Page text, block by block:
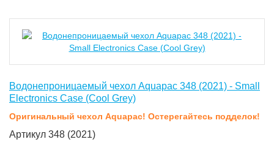
Водонепроницаемый чехол Aquapac 348 (2021) - Small
Electronics Case (Cool Grey)
Оригинальный чехол Aquapac! Остерегайтесь подделок!
Артикул 348 (2021)